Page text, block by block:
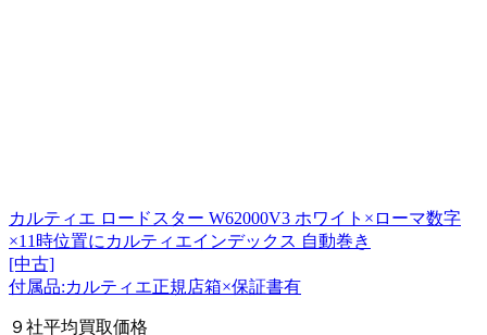
カルティエ ロードスター W62000V3 ホワイト×ローマ数字
×11時位置にカルティエインデックス 自動巻き
[中古]
付属品:カルティエ正規店箱×保証書有
９社平均買取価格